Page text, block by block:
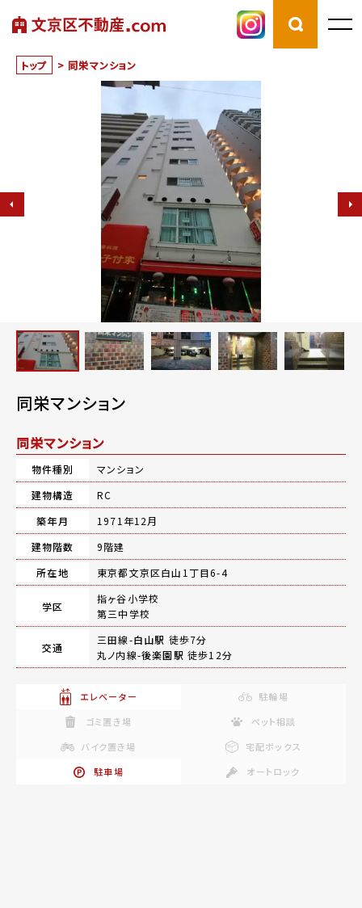
トップ > 同栄マンション
同栄マンション
同栄マンション
物件種別
マンション
建物構造
RC
築年月
1971年12月
建物階数
9階建
所在地
東京都文京区白山1丁目6-4
学区
指ヶ谷小学校
第三中学校
交通
三田線-白山駅 徒歩7分
丸ノ内線-後楽園駅 徒歩12分
エレベーター
駐輪場
ゴミ置き場
ペット相談
バイク置き場
宅配ボックス
駐車場
オートロック